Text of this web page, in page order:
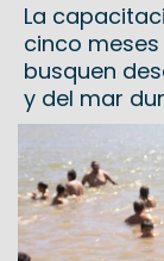
La
cinco
busquen
y del mar